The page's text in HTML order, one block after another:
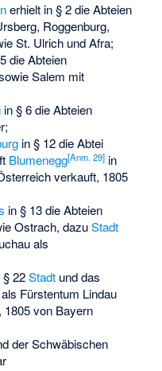
erhielt in § 2 die Abteien
Roggenburg,
St. Ulrich und Afra;
die Abteien
Salem mit
in § 6 die Abteien
in § 12 die Abtei
Blumenegg[Anm. 29]in
verkauft, 1805
in § 13 die Abteien
Ostrach, dazuStadt
als
§ 22Stadtund das
Fürstentum Lindau
von Bayern
der Schwäbischen